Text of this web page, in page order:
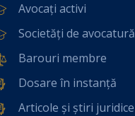
Avocați activi
Societăți de avocatură
Barouri membre
Dosare în instanță
Articole și știri juridice